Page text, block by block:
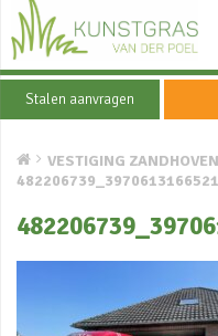
Stalen aanvragen
VESTIGING ZANDHOVEN